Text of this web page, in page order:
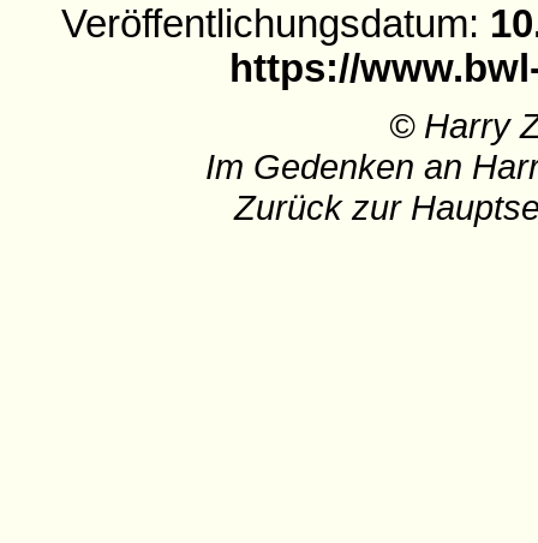
Veröffentlichungsdatum:
https://
© Harry
Im Gedenken an
Zurück zur